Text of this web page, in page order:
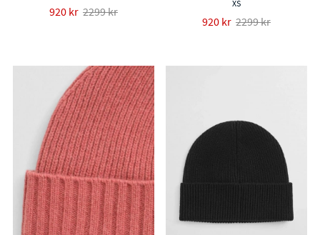
920 kr 2299 kr
XS
920 kr 2299 kr